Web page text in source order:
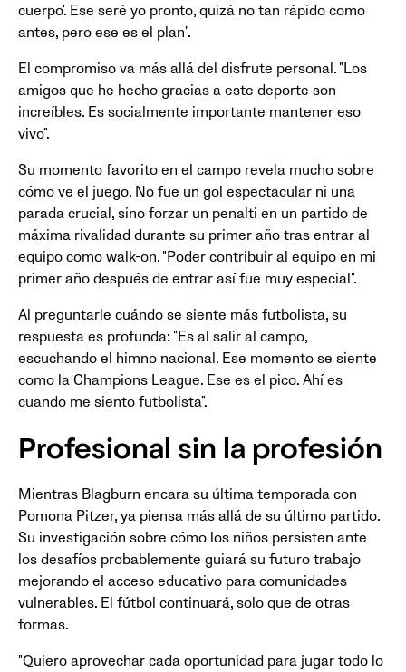
cuerpo'. Ese seré yo pronto, quizá no tan rápido como
antes, pero ese es el plan".
El compromiso va más allá del disfrute personal. "Los
amigos que he hecho gracias a este deporte son
increíbles. Es socialmente importante mantener eso
vivo".
Su momento favorito en el campo revela mucho sobre
cómo ve el juego. No fue un gol espectacular ni una
parada crucial, sino forzar un penalti en un partido de
máxima rivalidad durante su primer año tras entrar al
equipo como walk-on. "Poder contribuir al equipo en mi
primer año después de entrar así fue muy especial".
Al preguntarle cuándo se siente más futbolista, su
respuesta es profunda: "Es al salir al campo,
escuchando el himno nacional. Ese momento se siente
como la Champions League. Ese es el pico. Ahí es
cuando me siento futbolista".
Profesional sin la profesión
Mientras Blagburn encara su última temporada con
Pomona Pitzer, ya piensa más allá de su último partido.
Su investigación sobre cómo los niños persisten ante
los desafíos probablemente guiará su futuro trabajo
mejorando el acceso educativo para comunidades
vulnerables. El fútbol continuará, solo que de otras
formas.
"Quiero aprovechar cada oportunidad para jugar todo lo